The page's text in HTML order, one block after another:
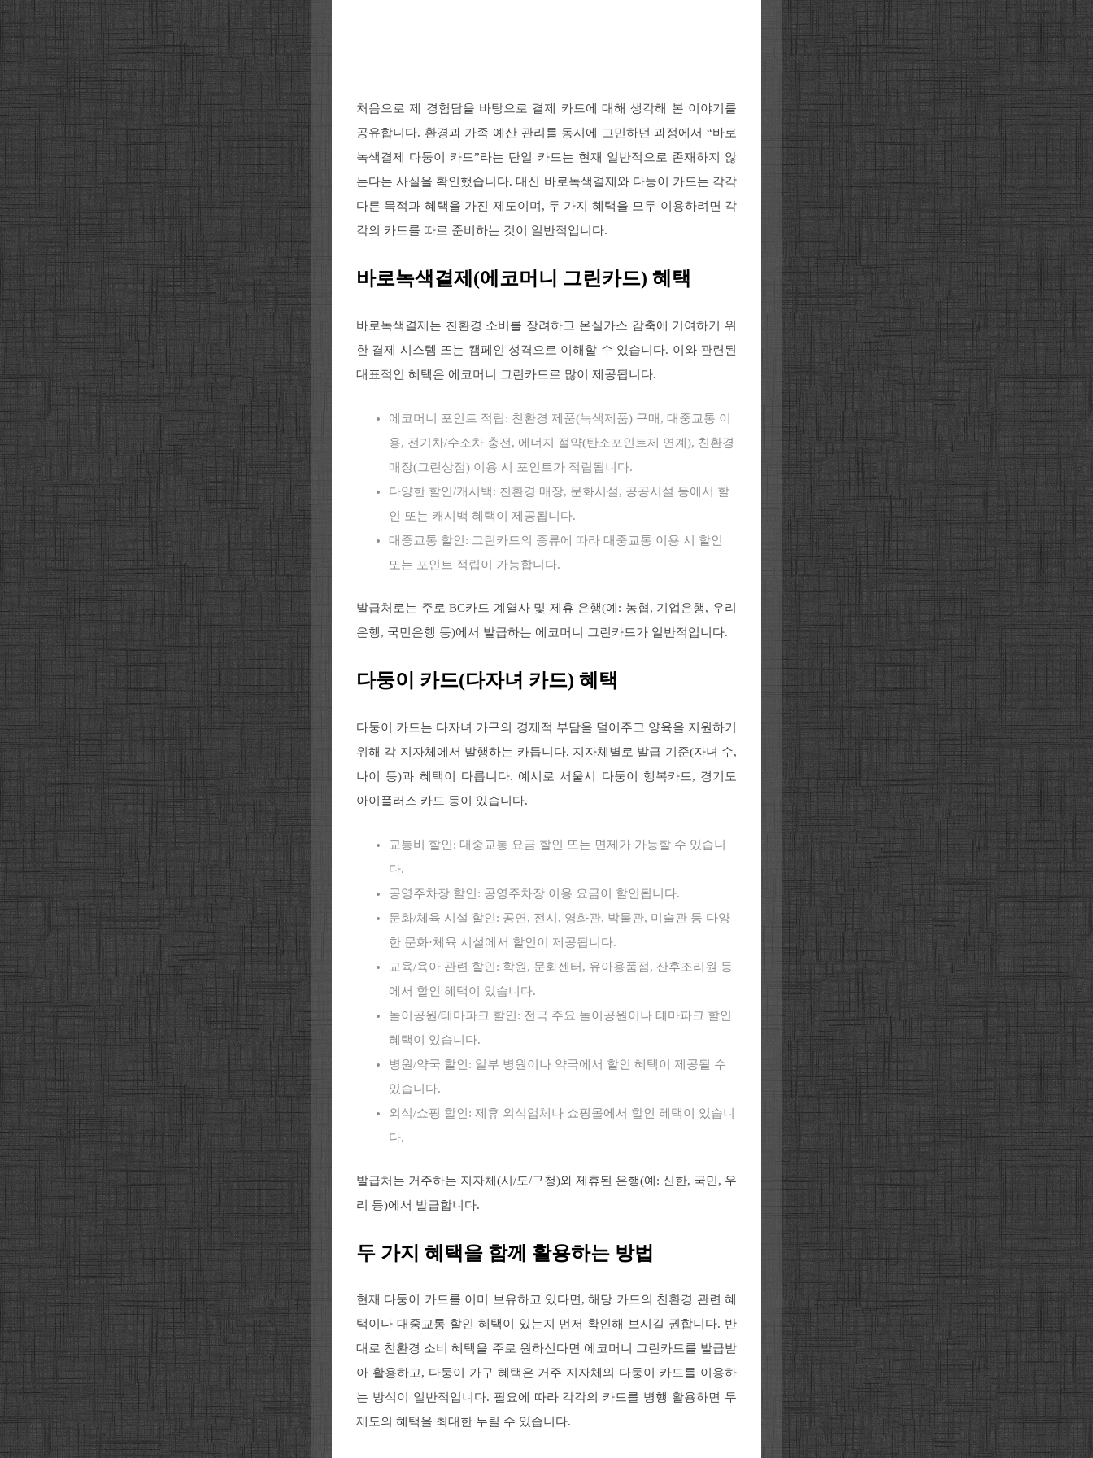
처음으로 제 경험담을 바탕으로 결제 카드에 대해 생각해 본 이야기를
공유합니다. 환경과 가족 예산 관리를 동시에 고민하던 과정에서 “바로
녹색결제 다둥이 카드”라는 단일 카드는 현재 일반적으로 존재하지 않
는다는 사실을 확인했습니다. 대신 바로녹색결제와 다둥이 카드는 각각
다른 목적과 혜택을 가진 제도이며, 두 가지 혜택을 모두 이용하려면 각
각의 카드를 따로 준비하는 것이 일반적입니다.
바로녹색결제(에코머니 그린카드) 혜택
바로녹색결제는 친환경 소비를 장려하고 온실가스 감축에 기여하기 위
한 결제 시스템 또는 캠페인 성격으로 이해할 수 있습니다. 이와 관련된
대표적인 혜택은 에코머니 그린카드로 많이 제공됩니다.
에코머니 포인트 적립: 친환경 제품(녹색제품) 구매, 대중교통 이
용, 전기차/수소차 충전, 에너지 절약(탄소포인트제 연계), 친환경
매장(그린상점) 이용 시 포인트가 적립됩니다.
다양한 할인/캐시백: 친환경 매장, 문화시설, 공공시설 등에서 할
인 또는 캐시백 혜택이 제공됩니다.
대중교통 할인: 그린카드의 종류에 따라 대중교통 이용 시 할인
또는 포인트 적립이 가능합니다.
발급처로는 주로 BC카드 계열사 및 제휴 은행(예: 농협, 기업은행, 우리
은행, 국민은행 등)에서 발급하는 에코머니 그린카드가 일반적입니다.
다둥이 카드(다자녀 카드) 혜택
다둥이 카드는 다자녀 가구의 경제적 부담을 덜어주고 양육을 지원하기
위해 각 지자체에서 발행하는 카듭니다. 지자체별로 발급 기준(자녀 수,
나이 등)과 혜택이 다릅니다. 예시로 서울시 다둥이 행복카드, 경기도
아이플러스 카드 등이 있습니다.
교통비 할인: 대중교통 요금 할인 또는 면제가 가능할 수 있습니
다.
공영주차장 할인: 공영주차장 이용 요금이 할인됩니다.
문화/체육 시설 할인: 공연, 전시, 영화관, 박물관, 미술관 등 다양
한 문화·체육 시설에서 할인이 제공됩니다.
교육/육아 관련 할인: 학원, 문화센터, 유아용품점, 산후조리원 등
에서 할인 혜택이 있습니다.
놀이공원/테마파크 할인: 전국 주요 놀이공원이나 테마파크 할인
혜택이 있습니다.
병원/약국 할인: 일부 병원이나 약국에서 할인 혜택이 제공될 수
있습니다.
외식/쇼핑 할인: 제휴 외식업체나 쇼핑몰에서 할인 혜택이 있습니
다.
발급처는 거주하는 지자체(시/도/구청)와 제휴된 은행(예: 신한, 국민, 우
리 등)에서 발급합니다.
두 가지 혜택을 함께 활용하는 방법
현재 다둥이 카드를 이미 보유하고 있다면, 해당 카드의 친환경 관련 혜
택이나 대중교통 할인 혜택이 있는지 먼저 확인해 보시길 권합니다. 반
대로 친환경 소비 혜택을 주로 원하신다면 에코머니 그린카드를 발급받
아 활용하고, 다둥이 가구 혜택은 거주 지자체의 다둥이 카드를 이용하
는 방식이 일반적입니다. 필요에 따라 각각의 카드를 병행 활용하면 두
제도의 혜택을 최대한 누릴 수 있습니다.